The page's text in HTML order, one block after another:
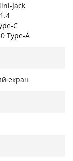
Jack
C
Type-A
екран